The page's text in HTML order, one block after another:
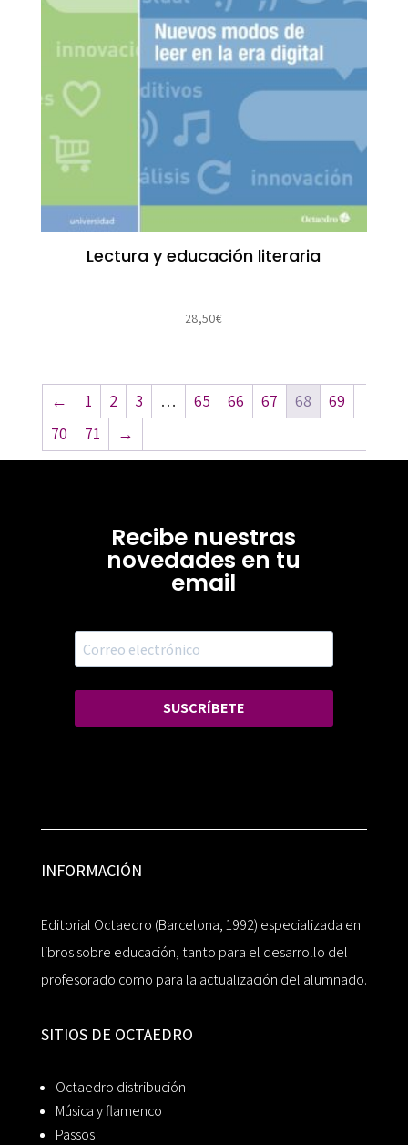
Lectura y educación literaria
28,50€
← 1 2 3 … 65 66 67 68
69
70
71 →
Recibe nuestras
novedades en tu
email
SUSCRÍBETE
INFORMACIÓN
Editorial Octaedro (Barcelona, 1992) especializada en
libros sobre educación, tanto para el desarrollo del
profesorado como para la actualización del alumnado.
SITIOS DE OCTAEDRO
Octaedro distribución
Música y flamenco
Passos